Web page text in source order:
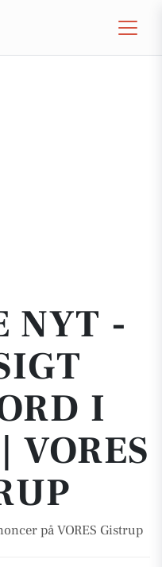
NYT -
I
VORES
på VORES Gistrup